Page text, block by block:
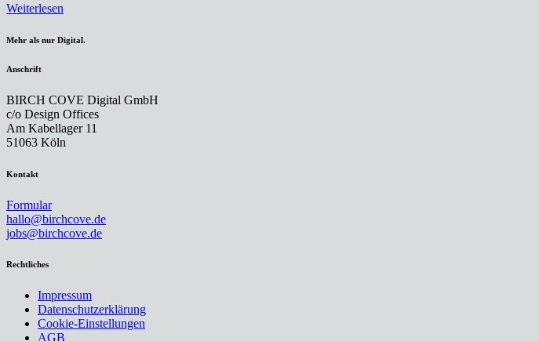
Weiterlesen
XD
Mehr als nur Digital.
Anschrift
BIRCH COVE Digital GmbH
c/o Design Offices
Am Kabellager 11
51063 Köln
Kontakt
Formular
hallo@birchcove.de
jobs@birchcove.de
Rechtliches
Impressum
Datenschutzerklärung
Cookie-Einstellungen
AGB